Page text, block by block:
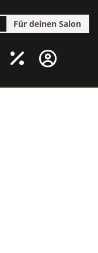
Für deinen Salon